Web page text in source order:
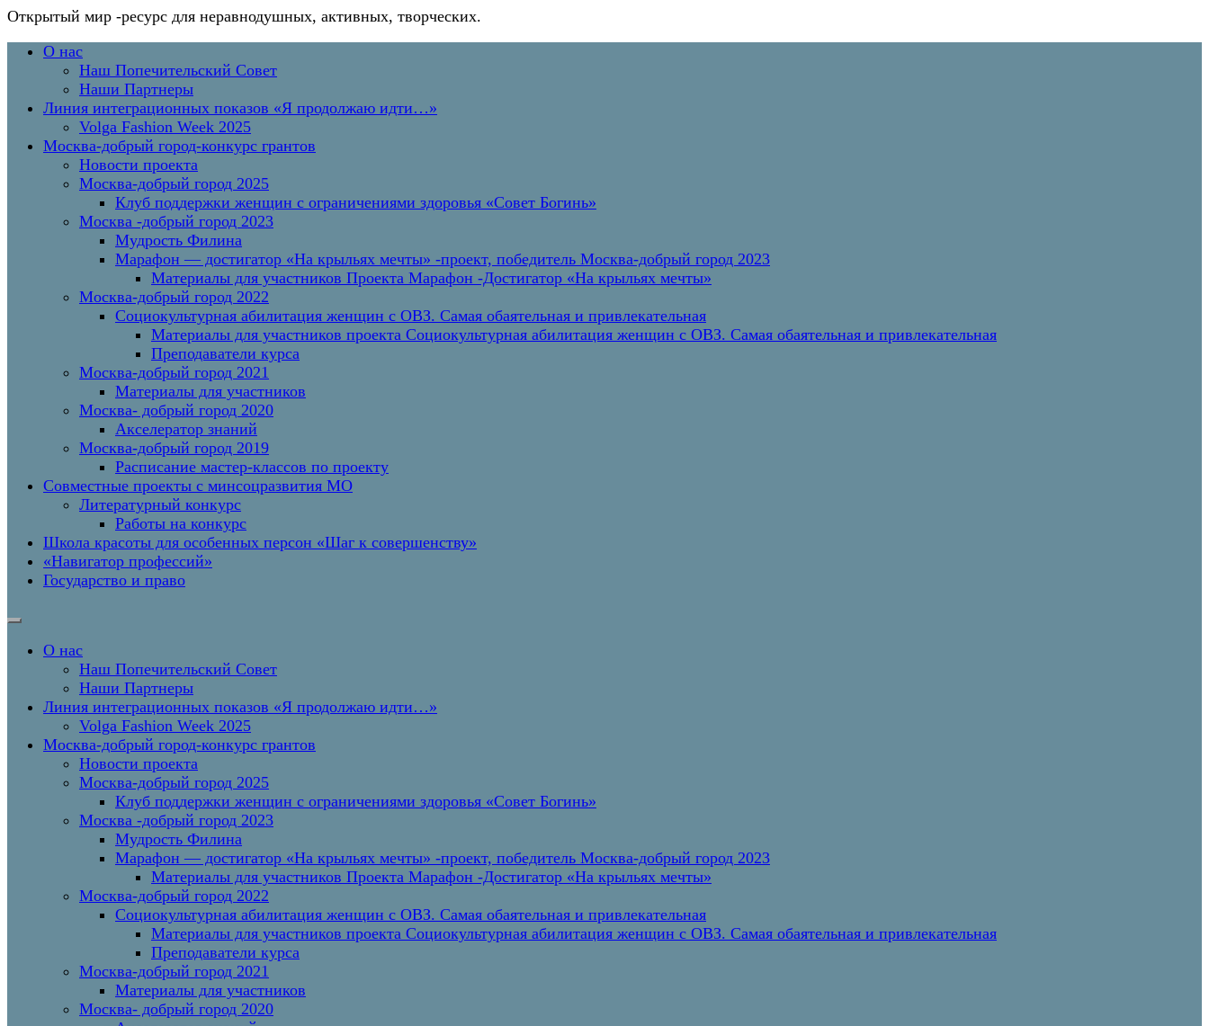
Открытый мир -ресурс для неравнодушных, активных, творческих.
Перейти
содержимому
Основное
О нас
Наш Попечительский Совет
Наши Партнеры
Линия интеграционных показов «Я продолжаю идти…»
Volga Fashion Week 2025
Москва-добрый город-конкурс грантов
Новости проекта
Москва-добрый город 2025
Клуб поддержки женщин с ограничениями здоровья «Совет Богинь»
Москва -добрый город 2023
Мудрость Филина
Марафон — достигатор «На крыльях мечты» -проект, победитель Москва-добрый город 2023
Материалы для участников Проекта Марафон -Достигатор «На крыльях мечты»
Москва-добрый город 2022
Социокультурная абилитация женщин с ОВЗ. Самая обаятельная и привлекательная
Материалы для участников проекта Социокультурная абилитация женщин с ОВЗ. Самая обаятельная и привлекательная
Преподаватели курса
Москва-добрый город 2021
Материалы для участников
Москва- добрый город 2020
Акселератор знаний
Москва-добрый город 2019
Расписание мастер-классов по проекту
Совместные проекты с минсоцразвития МО
Литературный конкурс
Работы на конкурс
Школа красоты для особенных персон «Шаг к совершенству»
«Навигатор профессий»
Государство и право
О нас
Наш Попечительский Совет
Наши Партнеры
Линия интеграционных показов «Я продолжаю идти…»
Volga Fashion Week 2025
Москва-добрый город-конкурс грантов
Новости проекта
Москва-добрый город 2025
Клуб поддержки женщин с ограничениями здоровья «Совет Богинь»
Москва -добрый город 2023
Мудрость Филина
Марафон — достигатор «На крыльях мечты» -проект, победитель Москва-добрый город 2023
Материалы для участников Проекта Марафон -Достигатор «На крыльях мечты»
Москва-добрый город 2022
Социокультурная абилитация женщин с ОВЗ. Самая обаятельная и привлекательная
Материалы для участников проекта Социокультурная абилитация женщин с ОВЗ. Самая обаятельная и привлекательная
Преподаватели курса
Москва-добрый город 2021
Материалы для участников
Москва- добрый город 2020